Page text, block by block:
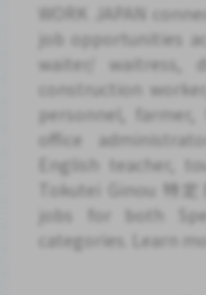
WORK JAPAN
job opportunities
waiter/ waitress,
construction
personnel, farmer,
office
English teacher,
Tokutei Ginou 特
jobs for both
categories. Learn